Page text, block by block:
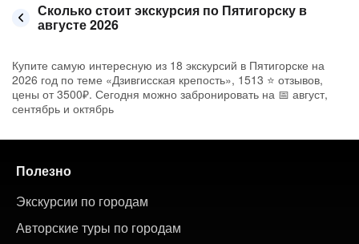
Сколько стоит экскурсия по Пятигорску в
августе 2026
Купите самую интересную из 18 экскурсий в Пятигорске на
2026 год по теме «Дзивгисская крепость», 1513 ⭐ отзывов,
цены от 3500₽. Сегодня можно забронировать на 📅 август,
сентябрь и октябрь
Полезно
Экскурсии по городам
Авторские туры по городам